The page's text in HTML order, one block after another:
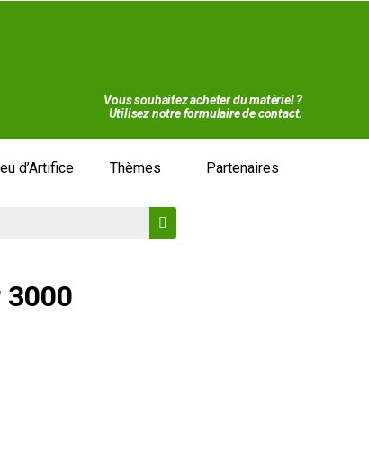
Vous souhaitez acheter du matériel ?
Utilisez notre formulaire de contact.
d’Artifice Thèmes Partenaires